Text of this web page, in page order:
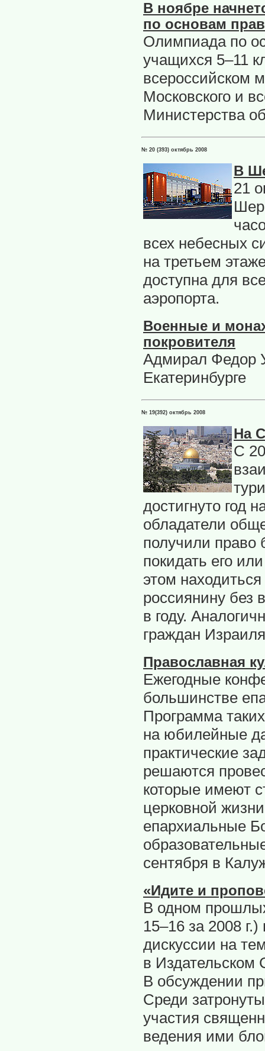
В ноябре
по основам
Олимпиада по
учащихся 5–11
всероссийском
Московского и
Министерства
№ 20 (393) октябрь 2008
В
21
всех небесных
на третьем
доступна для
аэропорта.
Военные и
покровителя
Адмирал Федор
Екатеринбурге
№ 19(392) октябрь 2008
На
С
достигнуто год
обладатели
получили право
покидать его
этом
россиянину без
в году.
граждан
Православная
Ежегодные
большинстве
Программа
на юбилейные
практические
решаются
которые имеют
церковной
епархиальные
сентября в
«Идите и
В одном
15–16 за 2008
дискуссии на
в Издательском
В обсуждении
Среди
участия
ведения ими